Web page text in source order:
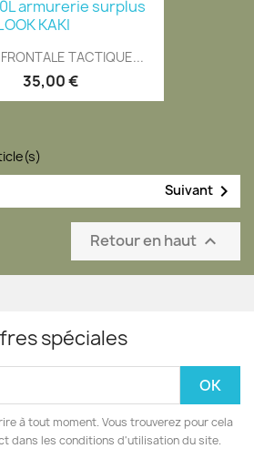
TACTIQUE...
35,00 €
Suivant 
Retour en haut 
spéciales
à tout moment. Vous trouverez pour cela
dans les conditions d'utilisation du site.